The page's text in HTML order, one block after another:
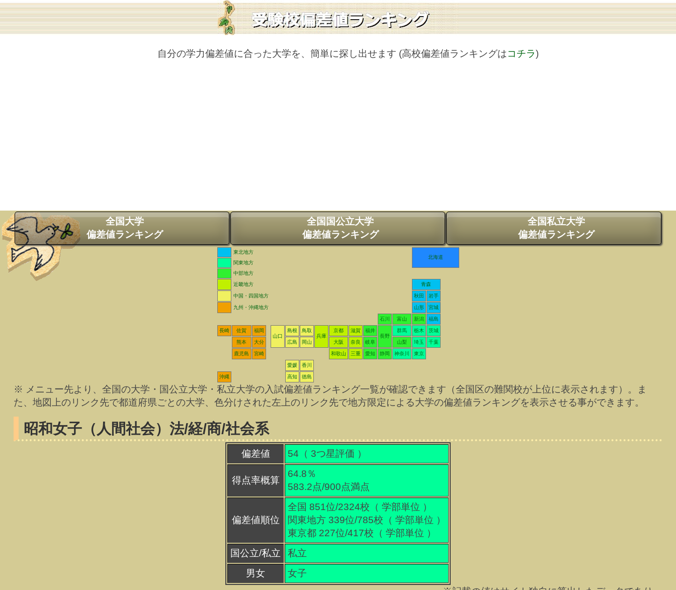
自分の学力偏差値に合った大学を、簡単に探し出せます (高校偏差値ランキングはコチラ)
全国大学
偏差値ランキング
全国国公立大学
偏差値ランキング
全国私立大学
偏差値ランキング
東北地方
北海道
関東地方
中部地方
近畿地方
青森
中国・四国地方 秋田 岩手
九州・沖縄地方 山形 宮城
石川 富山 新潟 福島
長崎 佐賀
福岡
山口
島根
鳥取
兵庫
京都 滋賀
福井
長野
群馬 栃木 茨城
熊本 大分 広島 岡山 大阪 奈良 岐阜 山梨 埼玉 千葉
鹿児島 宮崎 和歌山 三重 愛知 静岡 神奈川 東京
愛媛 香川
沖縄 高知 徳島
※ メニュー先より、全国の大学・国公立大学・私立大学の入試偏差値ランキング一覧が確認できます（全国区の難関校が上位に表示されます）。ま
た、地図上のリンク先で都道府県ごとの大学、色分けされた左上のリンク先で地方限定による大学の偏差値ランキングを表示させる事ができます。
昭和女子（人間社会） 法/経/商/社会系
偏差値 54（ 3つ星評価 ）
得点率概算
64.8％
583.2点/900点満点
偏差値順位
全国 851位/2324校（ 学部単位 ）
関東地方 339位/785校（ 学部単位 ）
東京都 227位/417校（ 学部単位 ）
国公立/私立
私立
男女
女子